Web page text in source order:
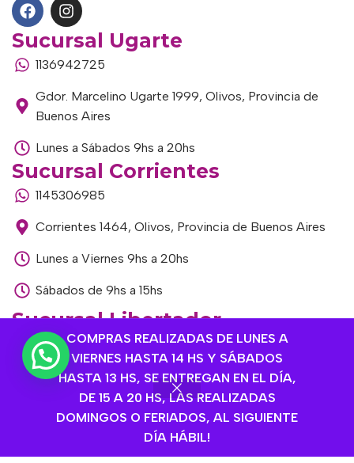
COMPRAS REALIZADAS DE LUNES A
VIERNES HASTA 14 HS Y SÁBADOS
HASTA 13 HS, SE ENTREGAN EN EL DÍA,
DE 15 A 20 HS, LAS REALIZADAS
DOMINGOS O FERIADOS, AL SIGUIENTE
DÍA HÁBIL!
Sucursal Ugarte
1136942725
Gdor. Marcelino Ugarte 1999, Olivos, Provincia de
Buenos Aires
Lunes a Sábados 9hs a 20hs
Sucursal Corrientes
1145306985
Corrientes 1464, Olivos, Provincia de Buenos Aires
Lunes a Viernes 9hs a 20hs
Sábados de 9hs a 15hs
Sucursal Libertador
1168893524
Av. del Libertador 1915, Vte. López, Provincia de
Buenos Aires
Lunes a Viernes de 9hs a 13hs / 16hs a 20hs
Sábados de 9hs a 15hs